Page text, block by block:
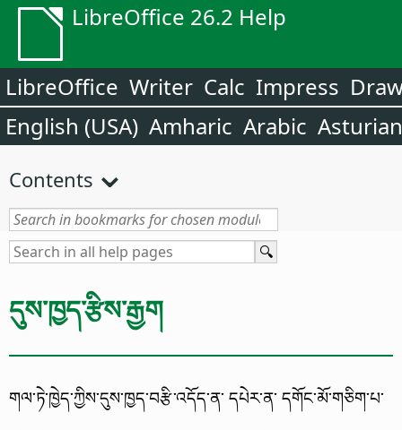
LibreOffice 26.2 Help
LibreOffice Writer Calc Impress
English (USA) Amharic Arabic Asturian
Contents
དུས་ཁྱད་རྩིས་རྒྱག
གལ་ཏེ་ཁྱེད་ཀྱིས་དུས་ཁྱད་བརྩི་འདོད་ན་ དཔེར་ན་ དགོང་མོ་གཅིག་པ་